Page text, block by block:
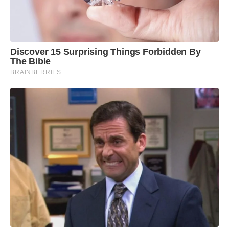
Quando a disputa é no tabuleiro de xadrez, a
equipe do Cesp também é destaque. Como parte
do Viva Monlevade, os alunos do colégio
ocuparam os três lugares no pódio da competição.
Miguel Coura, Davi Bretas e André Barros deram
show de raciocínio e ficaram, respectivamente,
em primeiro, segundo e terceiro lugar. Já na
categoria feminina, Ester Bretas conquistou o
segundo lugar.
Nesta semana, Miguel, Davi e André ganharam
medalhas novamente, desta vez, disputando
Discover 15 Surprising Things Forbidden By
The Bible
BRAINBERRIES